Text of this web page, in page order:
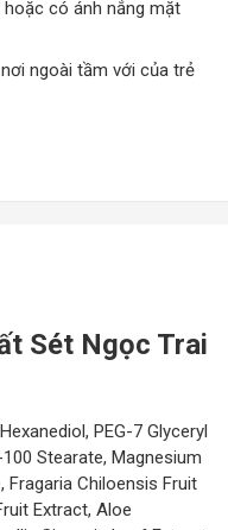
có ánh nắng mặt
ngoài tầm với của trẻ
Sét Ngọc Trai
PEG-7 Glyceryl
Stearate, Magnesium
Fragaria Chiloensis Fruit
Extract, Aloe